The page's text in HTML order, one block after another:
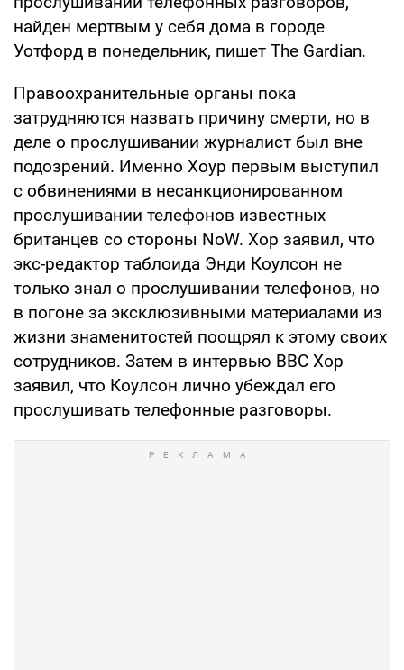
найден мертвым у себя дома в городе
Уотфорд в понедельник, пишет The Gardian.
Правоохранительные органы пока
затрудняются назвать причину смерти, но в
деле о прослушивании журналист был вне
подозрений. Именно Хоур первым выступил
с обвинениями в несанкционированном
прослушивании телефонов известных
британцев со стороны NoW. Хор заявил, что
экс-редактор таблоида Энди Коулсон не
только знал о прослушивании телефонов, но
в погоне за эксклюзивными материалами из
жизни знаменитостей поощрял к этому своих
сотрудников. Затем в интервью BBC Хор
заявил, что Коулсон лично убеждал его
прослушивать телефонные разговоры.